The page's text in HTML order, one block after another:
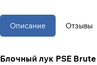
Описание Отзывы
Блочный лук PSE